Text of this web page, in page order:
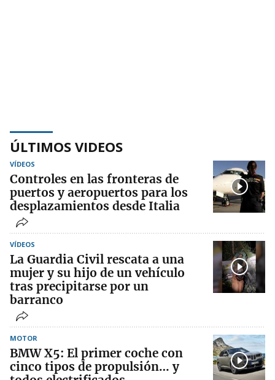
ÚLTIMOS VIDEOS
VÍDEOS
Controles en las fronteras de
puertos y aeropuertos para los
desplazamientos desde Italia
VÍDEOS
La Guardia Civil rescata a una
mujer y su hijo de un vehículo
tras precipitarse por un
barranco
MOTOR
BMW X5: El primer coche con
cinco tipos de propulsión… y